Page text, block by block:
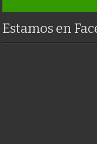
Estamos en